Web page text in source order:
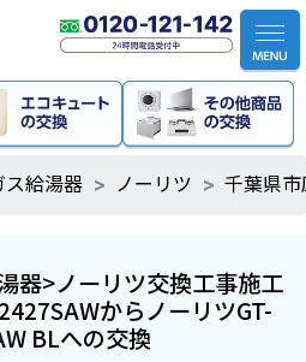
ス給湯器 ノーリツ 千葉県
器>ノーリツ交換工事施工
からノーリツGT-
BLへの交換